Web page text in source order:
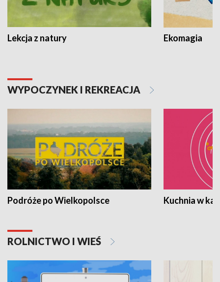
Lekcja z natury Ekomagia
WYPOCZYNEK I REKREACJA
Podróże po Wielkopolsce Kuchnia w
ROLNICTWO I WIEŚ